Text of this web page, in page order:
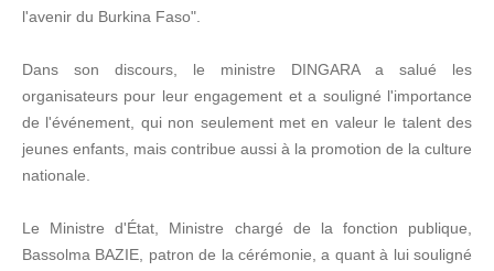
l'avenir du Burkina Faso".
Dans son discours, le ministre DINGARA a salué les
organisateurs pour leur engagement et a souligné l'importance
de l'événement, qui non seulement met en valeur le talent des
jeunes enfants, mais contribue aussi à la promotion de la culture
nationale.
Le Ministre d'État, Ministre chargé de la fonction publique,
Bassolma BAZIE, patron de la cérémonie, a quant à lui souligné